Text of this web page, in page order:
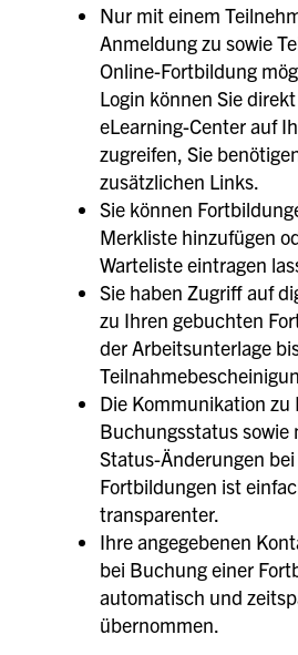
Nur mit einem
Anmeldung zu sowie
Online-Fortbildung
Login können Sie
eLearning-Center auf
zugreifen, Sie
zusätzlichen Links.
Sie können
Merkliste hinzufügen
Warteliste eintragen
Sie haben Zugriff auf
zu Ihren gebuchten
der Arbeitsunterlage
Die Kommunikation zu
Buchungsstatus sowie
Status-Änderungen
Fortbildungen ist
transparenter.
Ihre angegebenen
bei Buchung einer
automatisch und
übernommen.